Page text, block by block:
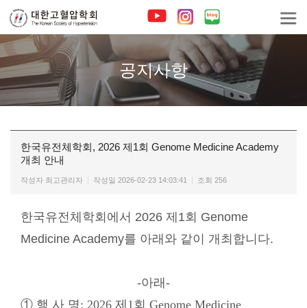
공지사항
한국유전체학회, 2026 제1회 Genome Medicine Academy
개최 안내
작성자 최고관리자 작성일 2026-02-23 14:03:41 조회 256
한국유전체학회 에서 2026 제1회 Genome
Medicine Academy를 아래와 같이 개최합니다.
-아래-
① 행 사 명: 2026 제1회 Genome Medicine